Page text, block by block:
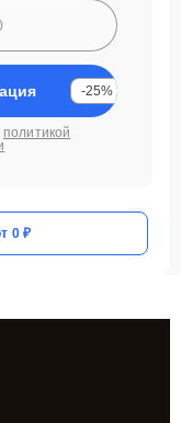
-25%
политикой
0 ₽